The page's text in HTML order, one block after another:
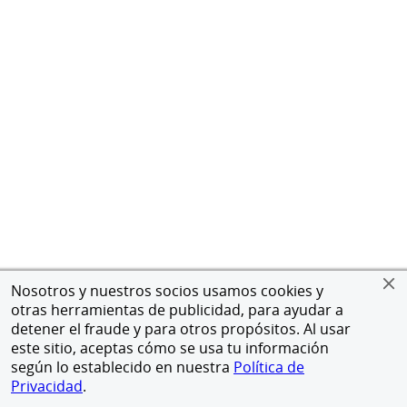
Nosotros y nuestros socios usamos cookies y
otras herramientas de publicidad, para ayudar a
detener el fraude y para otros propósitos. Al usar
este sitio, aceptas cómo se usa tu información
según lo establecido en nuestra Política de
Privacidad.